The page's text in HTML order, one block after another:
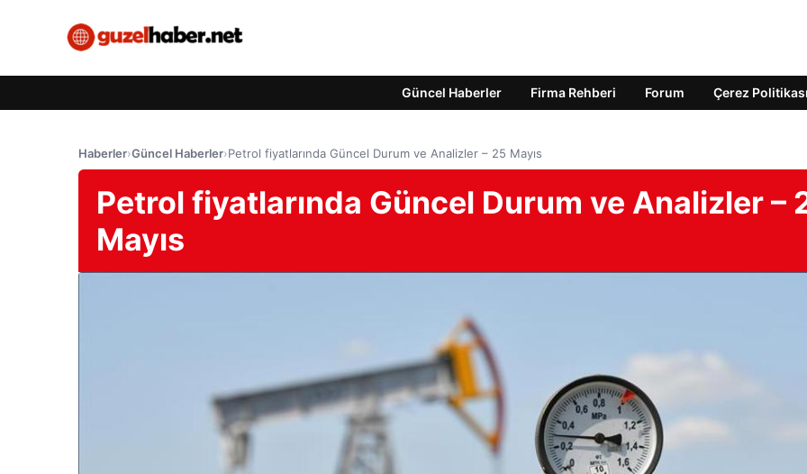
Güncel Haberler Firma Rehberi Forum Çerez Politikası
Haberler›Güncel Haberler›Petrol fiyatlarında Güncel Durum ve Analizler – 25 Mayıs
Petrol fiyatlarında Güncel Durum ve Analizler –
Mayıs